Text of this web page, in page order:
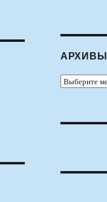
АРХИВЫ
Архивы